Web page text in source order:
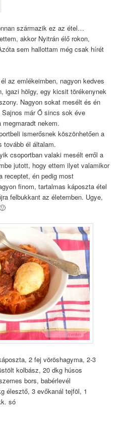
származik ez az étel…
akkor Nyitrán élő rokon,
sem hallottam még csak hírét
az emlékeimben, nagyon kedves
igazi hölgy, egy kicsit törékenynek
Nagyon sokat mesélt és én
már Ő sincs sok éve
nekem.
ismerősnek köszönhetően a
tovább él általam.
csoportban valaki mesélt erről a
jutott, hogy ettem ilyet valamikor
receptet, én pedig most
finom, tartalmas káposzta étel
felbukkant az életemben. Ugye,
2 fej vöröshagyma, 2-3
kolbász, 20 dkg húsos
bors, babérlevél
élesztő, 3 evőkanál tejföl, 1
só